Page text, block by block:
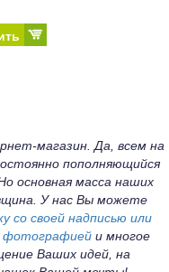
магазин. Да, всем на
пополняющийся
основная масса наших
У нас Вы можете
со своей надписью или
фотографиейи многое
Ваших идей, на